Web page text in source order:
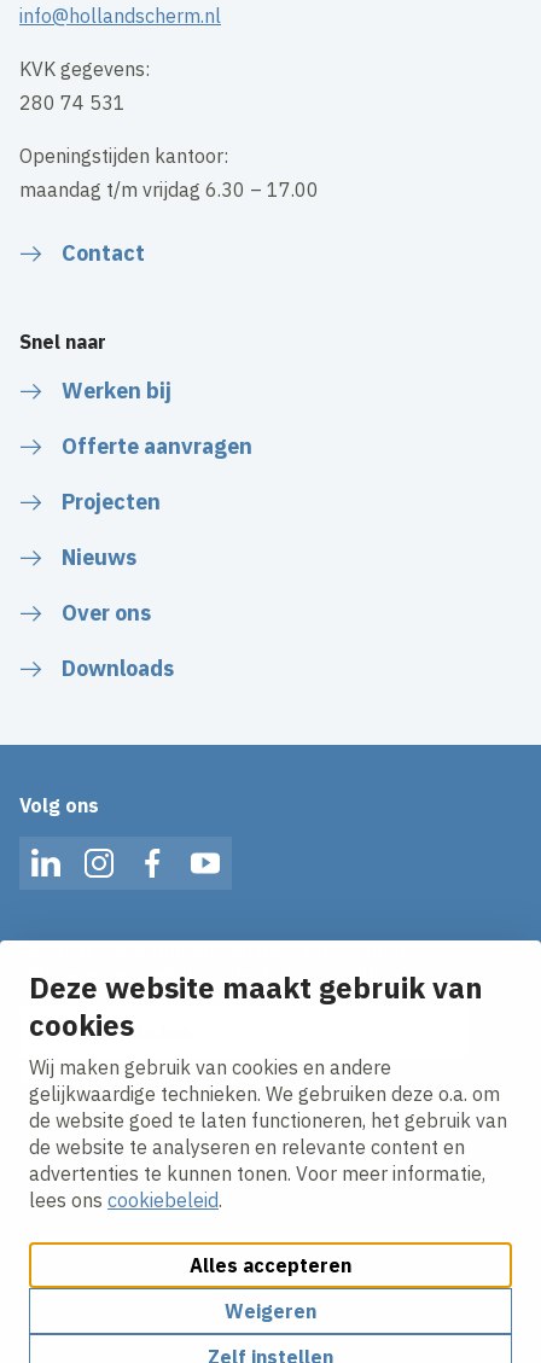
Deze website maakt gebruik van
cookies
Wij maken gebruik van cookies en andere
gelijkwaardige technieken. We gebruiken deze o.a. om
de website goed te laten functioneren, het gebruik van
de website te analyseren en relevante content en
advertenties te kunnen tonen. Voor meer informatie,
lees ons cookiebeleid.
Alles accepteren
Weigeren
Zelf instellen
info@hollandscherm.nl
KVK gegevens:
280 74 531
Openingstijden kantoor:
maandag t/m vrijdag 6.30 – 17.00
Contact
Snel naar
Werken bij
Offerte aanvragen
Projecten
Nieuws
Over ons
Downloads
Volg ons
LinkedInInstagramFacebookYouTube
Ontvang onze nieuws alerts in je mailbox!
E-mailadres
Ik ga akkoord met hetprivacy statement.
Cookies aanpassenCookie beleidPrivacy policy